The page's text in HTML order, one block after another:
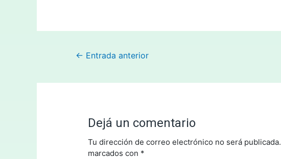
← Entrada anterior
Dejá un comentario
Tu dirección de correo electrónico no será publicada.
marcados con *